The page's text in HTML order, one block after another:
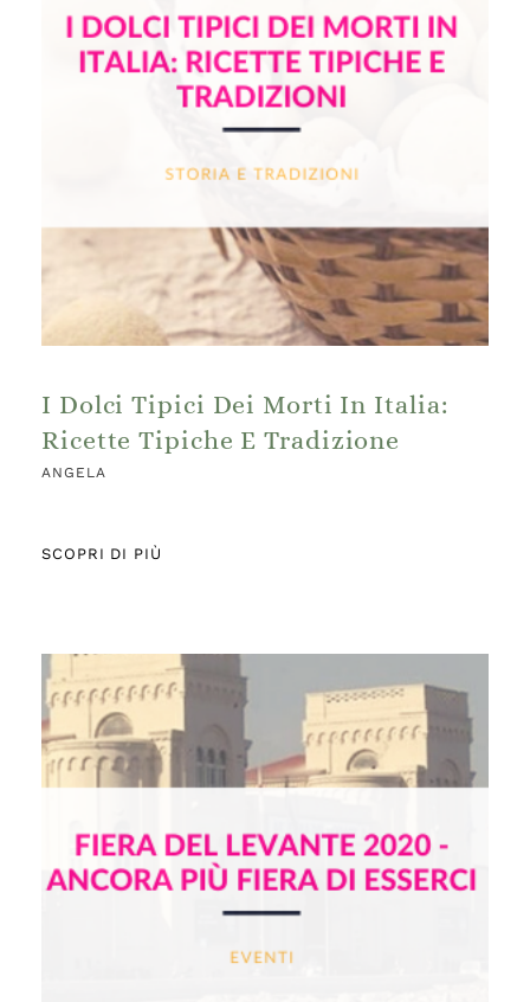
I Dolci Tipici Dei Morti In Italia:
Ricette Tipiche E Tradizione
ANGELA
SCOPRI DI PIÙ